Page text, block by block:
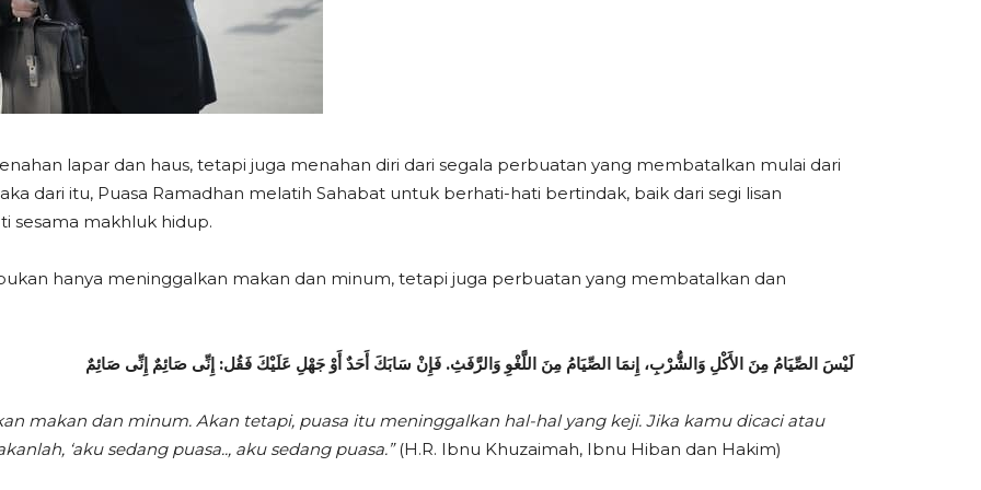
lapar dan haus, tetapi juga menahan diri dari segala perbuatan yang membatalkan mulai dari
dari itu, Puasa Ramadhan melatih Sahabat untuk berhati-hati bertindak, baik dari segi lisan
sesama makhluk hidup.
hanya meninggalkan makan dan minum, tetapi juga perbuatan yang membatalkan dan
لَيْسَ الصِّيَامُ مِنَ الأَكْلِ وَالشُّرْبِ، إِنمَا الصِّيَامُ مِنَ اللَّغْوِ وَالرَّفَثِ. فَإِنْ سَابَكَ أَحَدٌ أَوْ جَهْلِ عَلَيْكَ فَقُل: إِنِّى صَائِمٌ إِنِّى صَائِمٌ
makan dan minum. Akan tetapi, puasa itu meninggalkan hal-hal yang keji. Jika kamu dicaci atau
‘aku sedang puasa.., aku sedang puasa.” (H.R. Ibnu Khuzaimah, Ibnu Hiban dan Hakim)